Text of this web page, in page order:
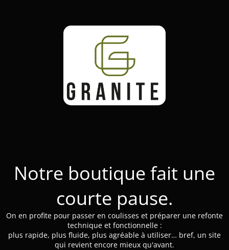
Notre boutique fait une
courte pause.
On en profite pour passer en coulisses et préparer une refonte
technique et fonctionnelle :
plus rapide, plus fluide, plus agréable à utiliser… bref, un site
qui revient encore mieux qu'avant.